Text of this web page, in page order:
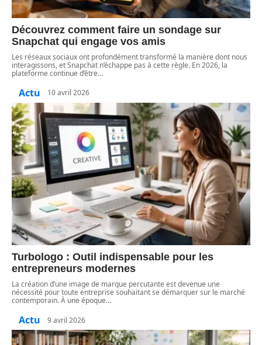
Découvrez comment faire un sondage sur
Snapchat qui engage vos amis
Les réseaux sociaux ont profondément transformé la manière dont nous
interagissons, et Snapchat n’échappe pas à cette règle. En 2026, la
plateforme continue d’être…
Actu 10 avril 2026
Turbologo : Outil indispensable pour les
entrepreneurs modernes
La création d’une image de marque percutante est devenue une
nécessité pour toute entreprise souhaitant se démarquer sur le marché
contemporain. À une époque…
Actu 9 avril 2026